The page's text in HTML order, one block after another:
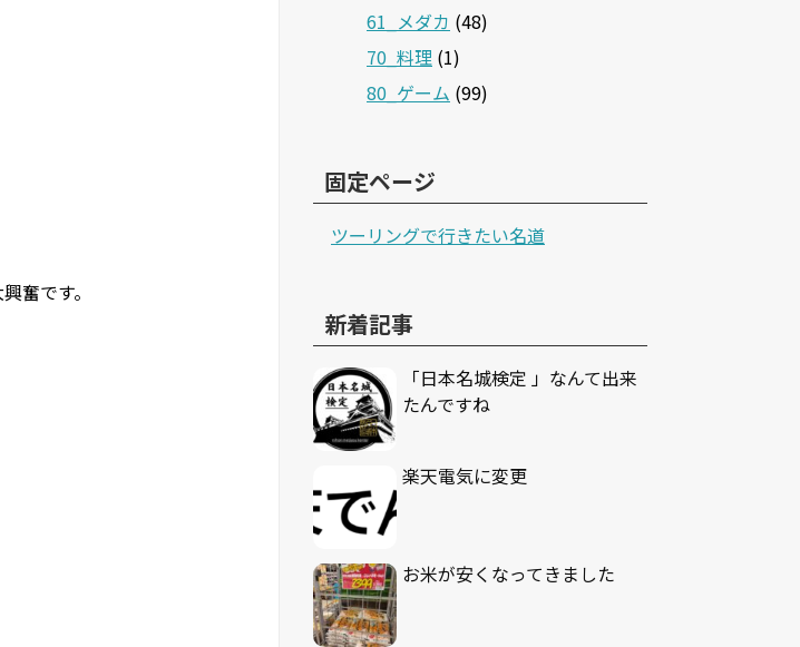
奮です。
61_メダカ (48)
70_料理 (1)
80_ゲーム (99)
固定ページ
ツーリングで行きたい名道
新着記事
「日本名城検定 」なんて出来
たんですね
楽天電気に変更
お米が安くなってきました